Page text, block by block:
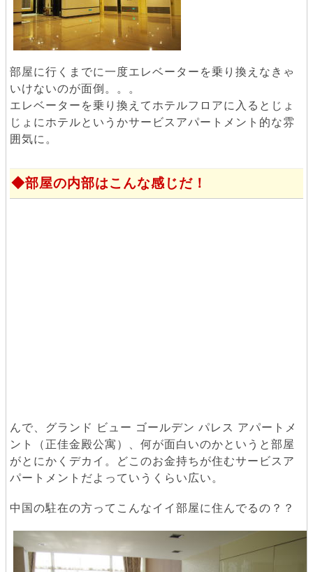
部屋に行くまでに一度エレベーターを乗り換えなきゃ
いけないのが面倒。。。
エレベーターを乗り換えてホテルフロアに入るとじょ
じょにホテルというかサービスアパートメント的な雰
囲気に。
部屋の内部はこんな感じだ！
んで、グランド ビュー ゴールデン パレス アパートメ
ント（正佳金殿公寓）、何が面白いのかというと部屋
がとにかくデカイ。どこのお金持ちが住むサービスア
パートメントだよっていうくらい広い。
中国の駐在の方ってこんなイイ部屋に住んでるの？？